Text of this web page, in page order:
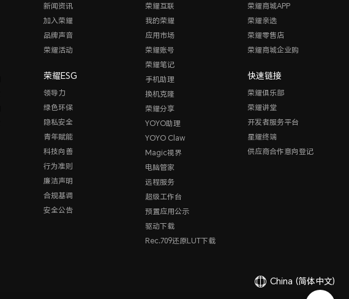
新闻资讯
加入荣耀
品牌声音
荣耀活动
荣耀ESG
领导力
绿色环保
隐私安全
青年赋能
科技向善
行为准则
廉洁声明
合规基调
安全公告
荣耀互联
我的荣耀
应用市场
荣耀账号
荣耀笔记
手机助理
换机克隆
荣耀分享
YOYO助理
YOYO Claw
Magic视界
电脑管家
远程服务
超级工作台
预置应用公示
驱动下载
Rec.709还原LUT下载
荣耀商城APP
荣耀亲选
荣耀零售店
荣耀商城企业购
快速链接
荣耀俱乐部
荣耀讲堂
开发者服务平台
星耀终端
供应商合作意向登记
China (简体中文)